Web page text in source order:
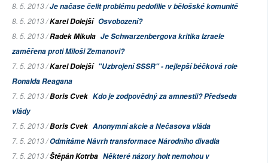
8. 5. 2013 /Je načase čelit problému pedofilie v bělošské komunitě
8. 5. 2013 /Karel Dolejší Osvobození?
8. 5. 2013 /Radek Mikula Je Schwarzenbergova kritika Izraele
zaměřena proti Miloši Zemanovi?
7. 5. 2013 /Karel Dolejší "Uzbrojení SSSR" - nejlepší béčková role
Ronalda Reagana
7. 5. 2013 /Boris Cvek Kdo je zodpovědný za amnestii? Předseda
vlády
7. 5. 2013 /Boris Cvek Anonymní akcie a Nečasova vláda
7. 5. 2013 /OdmítámeNávrh transformace Národního divadla
7. 5. 2013 /Štěpán Kotrba Některé názory holt nemohou v